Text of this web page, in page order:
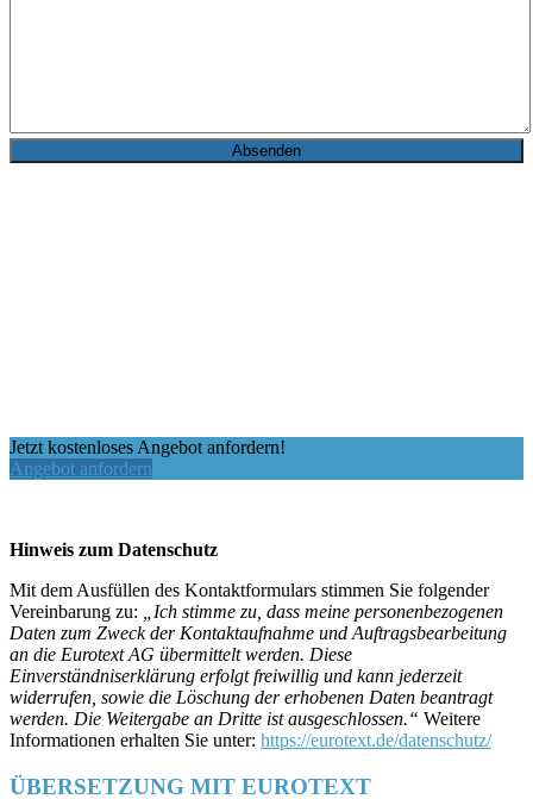
Jetzt kostenloses Angebot anfordern!
Angebot anfordern
Hinweis zum Datenschutz
Mit dem Ausfüllen des Kontaktformulars stimmen Sie folgender
Vereinbarung zu:
„Ich stimme zu, dass meine personenbezogenen
Daten zum Zweck der Kontaktaufnahme und Auftragsbearbeitung
an die Eurotext AG übermittelt werden. Diese
Einverständniserklärung erfolgt freiwillig und kann jederzeit
widerrufen, sowie die Löschung der erhobenen Daten beantragt
werden. Die Weitergabe an Dritte ist ausgeschlossen.“ Weitere
Informationen erhalten Sie unter: https://eurotext.de/datenschutz/
ÜBERSETZUNG MIT EUROTEXT